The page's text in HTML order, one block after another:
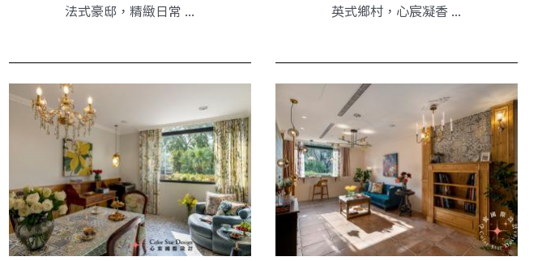
法式豪邸，精緻日常 ... 英式鄉村，心宸凝香 ...